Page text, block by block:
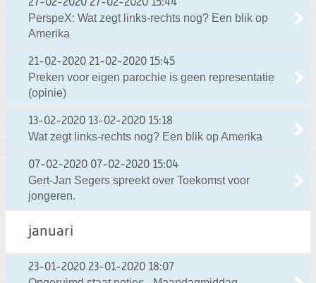
27-02-2020 27-02-2020 15:44
PerspeX: Wat zegt links-rechts nog? Een blik op
Amerika
21-02-2020 21-02-2020 15:45
Preken voor eigen parochie is geen representatie
(opinie)
13-02-2020 13-02-2020 15:18
Wat zegt links-rechts nog? Een blik op Amerika
07-02-2020 07-02-2020 15:04
Gert-Jan Segers spreekt over Toekomst voor
jongeren.
januari
23-01-2020 23-01-2020 18:07